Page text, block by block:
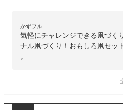
かずフル
気軽にチャレンジできる凧づく
ナル凧づくり！おもしろ凧セッ
。